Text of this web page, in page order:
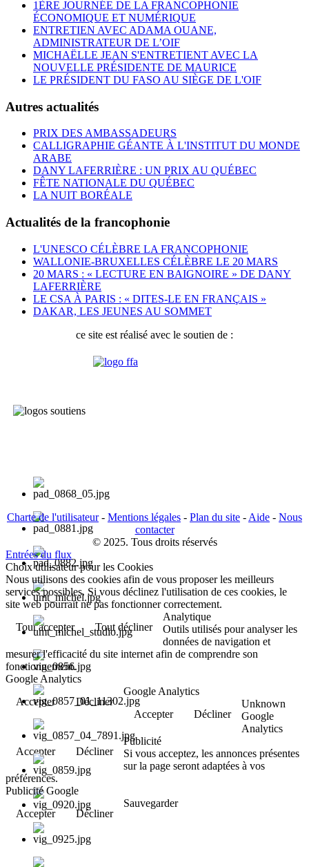
1ÈRE JOURNÉE DE LA FRANCOPHONIE
ÉCONOMIQUE ET NUMÉRIQUE
ENTRETIEN AVEC ADAMA OUANE,
ADMINISTRATEUR DE L’OIF
MICHAËLLE JEAN S'ENTRETIENT AVEC LA
NOUVELLE PRÉSIDENTE DE MAURICE
LE PRÉSIDENT DU FASO AU SIÈGE DE L'OIF
Autres actualités
PRIX DES AMBASSADEURS
CALLIGRAPHIE GÉANTE À L'INSTITUT DU MONDE
ARABE
DANY LAFERRIÈRE : UN PRIX AU QUÉBEC
FÊTE NATIONALE DU QUÉBEC
LA NUIT BORÉALE
Actualités de la francophonie
L'UNESCO CÉLÈBRE LA FRANCOPHONIE
WALLONIE-BRUXELLES CÉLÈBRE LE 20 MARS
20 MARS : « LECTURE EN BAIGNOIRE » DE DANY
LAFERRIÈRE
LE CSA À PARIS : « DITES-LE EN FRANÇAIS »
DAKAR, LES JEUNES AU SOMMET
ce site est réalisé avec le soutien de :
Charte de l'utilisateur- Mentions légales - Plan du site - Aide - Nous
contacter
© 2025. Tous droits réservés
Entrées du flux
Choix utilisateur pour les Cookies
Nous utilisons des cookies afin de vous proposer les meilleurs
services possibles. Si vous déclinez l'utilisation de ces cookies, le
site web pourrait ne pas fonctionner correctement.
Tout accepter
Tout décliner
Analytique
Outils utilisés pour analyser les
données de navigation et
mesurer l'efficacité du site internet afin de comprendre son
fonctionnement.
Google Analytics
Accepter
Décliner
Google Analytics
Accepter
Décliner
Unknown
Google
Analytics
Accepter
Décliner
Publicité
Si vous acceptez, les annonces présentes
sur la page seront adaptées à vos
préférences.
Publicité Google
Accepter
Décliner
Sauvegarder